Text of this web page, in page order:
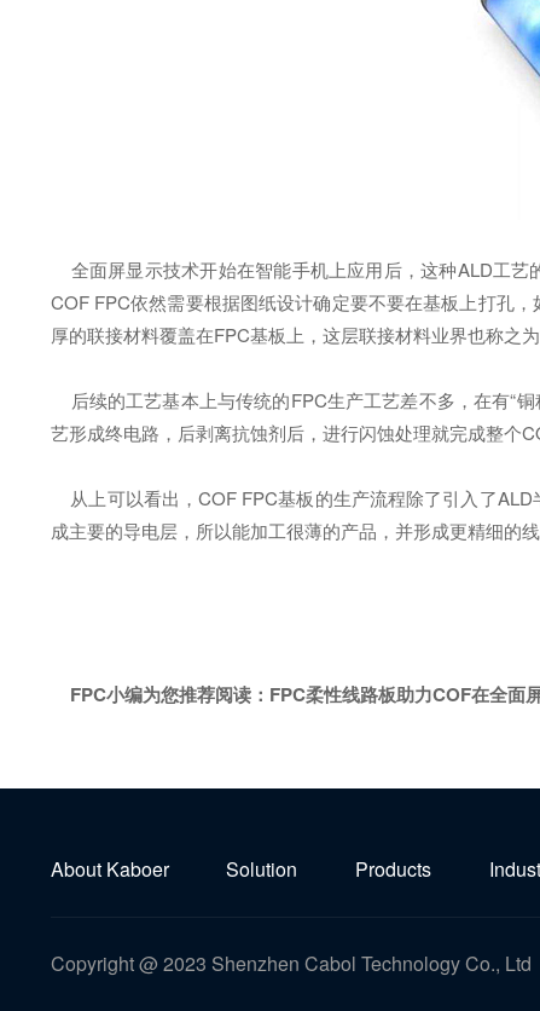
全面屏显示技术开始在智能手机上应用后，这种ALD工艺
COF FPC依然需要根据图纸设计确定要不要在基板上打孔
厚的联接材料覆盖在FPC基板上，这层联接材料业界也称之为“
后续的工艺基本上与传统的FPC生产工艺差不多，在有“
艺形成终电路，后剥离抗蚀剂后，进行闪蚀处理就完成整个
从上可以看出，COF FPC基板的生产流程除了引入了
成主要的导电层，所以能加工很薄的产品，并形成更精细的
FPC小编为您推荐阅读： FPC柔性线路板助力COF在全面
About Kaboer Solution Products
Copyright @ 2023 Shenzhen Cabol Technology Co., Ltd